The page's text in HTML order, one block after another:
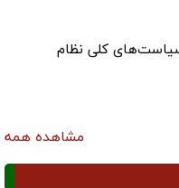
کلی نظام
مشاهده همه